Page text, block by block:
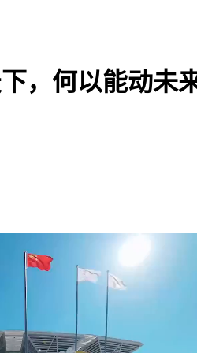
，何以能动未